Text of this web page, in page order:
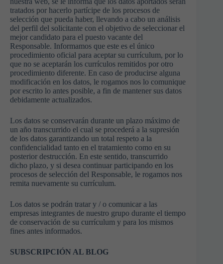
tratados por hacerlo partícipe de los procesos de
selección que pueda haber, llevando a cabo un análisis
del perfil del solicitante con el objetivo de seleccionar el
mejor candidato para el puesto vacante del
Responsable. Informamos que este es el único
procedimiento oficial para aceptar su currículum, por lo
que no se aceptarán los currículos remitidos por otro
procedimiento diferente. En caso de producirse alguna
modificación en los datos, le rogamos nos lo comunique
por escrito lo antes posible, a fin de mantener sus datos
debidamente actualizados.
Los datos se conservarán durante un plazo máximo de
un año transcurrido el cual se procederá a la supresión
de los datos garantizando un total respeto a la
confidencialidad tanto en el tratamiento como en su
posterior destrucción. En este sentido, transcurrido
dicho plazo, y si desea continuar participando en los
procesos de selección del Responsable, le rogamos nos
remita nuevamente su currículum.
Los datos se podrán tratar y / o comunicar a las
empresas integrantes de nuestro grupo durante el tiempo
de conservación de su currículum y para los mismos
fines antes informados.
SUBSCRIPCIÓN AL BLOG
son
opcionales.
Son
necesarias
para que
funcione la
web.
Estadísticas
mejorar la
funcionalidad
y estructura
de la web, en
base a cómo
se usa la
web.
Experiencia
Para que
nuestra web